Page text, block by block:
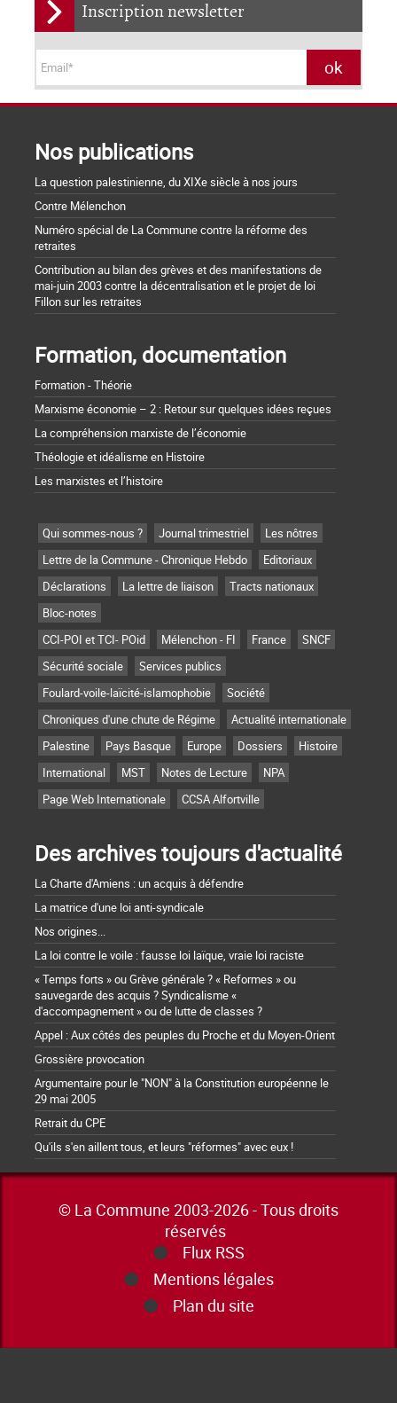
Inscription newsletter
Nos publications
La question palestinienne, du XIXe siècle à nos jours
Contre Mélenchon
Numéro spécial de La Commune contre la réforme des
retraites
Contribution au bilan des grèves et des manifestations de
mai-juin 2003 contre la décentralisation et le projet de loi
Fillon sur les retraites
Formation, documentation
Formation - Théorie
Marxisme économie – 2 : Retour sur quelques idées reçues
La compréhension marxiste de l’économie
Théologie et idéalisme en Histoire
Les marxistes et l’histoire
Qui sommes-nous ? Journal trimestriel
Les nôtres
Lettre de la Commune - Chronique Hebdo
Editoriaux
Déclarations
La lettre de liaison
Tracts nationaux
Bloc-notes
CCI-POI et TCI- POid
Mélenchon - FI France
SNCF
Sécurité sociale
Services publics
Foulard-voile-laïcité-islamophobie
Société
Chroniques d'une chute de Régime
Actualité internationale
Palestine
Pays Basque Europe Dossiers
Histoire
International
MST Notes de Lecture
NPA
Page Web Internationale
CCSA Alfortville
Des archives toujours d'actualité
La Charte d'Amiens : un acquis à défendre
La matrice d'une loi anti-syndicale
Nos origines...
La loi contre le voile : fausse loi laïque, vraie loi raciste
« Temps forts » ou Grève générale ? « Reformes » ou
sauvegarde des acquis ? Syndicalisme «
d'accompagnement » ou de lutte de classes ?
Appel : Aux côtés des peuples du Proche et du Moyen-Orient
Grossière provocation
Argumentaire pour le "NON" à la Constitution européenne le
29 mai 2005
Retrait du CPE
Qu'ils s'en aillent tous, et leurs "réformes" avec eux !
© La Commune 2003-2026 - Tous droits
réservés
Flux RSS
Mentions légales
Plan du site